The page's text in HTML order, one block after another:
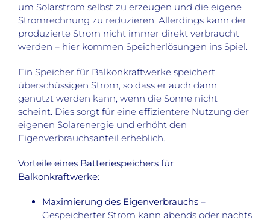
um Solarstrom selbst zu erzeugen und die eigene
Stromrechnung zu reduzieren. Allerdings kann der
produzierte Strom nicht immer direkt verbraucht
werden – hier kommen Speicherlösungen ins Spiel.
Ein Speicher für Balkonkraftwerke speichert
überschüssigen Strom, so dass er auch dann
genutzt werden kann, wenn die Sonne nicht
scheint. Dies sorgt für eine effizientere Nutzung der
eigenen Solarenergie und erhöht den
Eigenverbrauchsanteil erheblich.
Vorteile eines Batteriespeichers für
Balkonkraftwerke:
Maximierung des Eigenverbrauchs–
Gespeicherter Strom kann abends oder nachts